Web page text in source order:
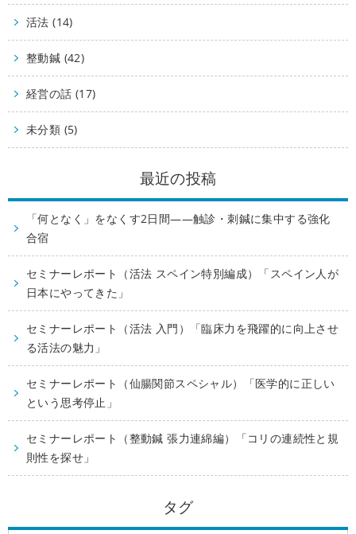
活法 (14)
整動鍼 (42)
経営の話 (17)
未分類 (5)
最近の投稿
「何となく」をなくす2日間——触診・刺鍼に集中する強化
合宿
セミナーレポート（活法 スペイン特別編成）「スペイン人が
日本にやってきた」
セミナーレポート（活法 入門）「臨床力を飛躍的に向上させ
る活法の魅力」
セミナーレポート（仙腸関節スペシャル）「医学的に正しい
という思考停止」
セミナーレポート（整動鍼 張力連綿編）「コリの連続性と規
則性を探せ」
タグ